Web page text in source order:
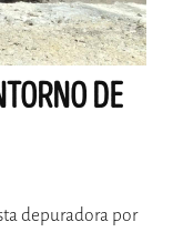
DE
depuradora por